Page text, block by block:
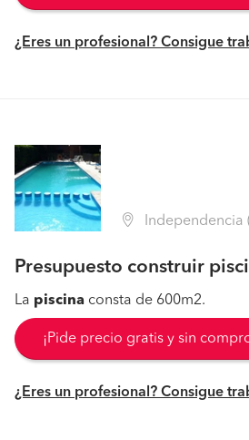
¿Eres un profesional? Consigue
Independencia (Región
Presupuesto construir
La piscina consta de 600m2.
¡Pide precio gratis y sin
¿Eres un profesional? Consigue